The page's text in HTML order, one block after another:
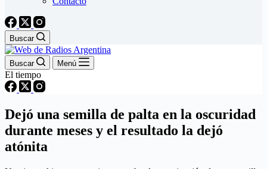
Buscar
Buscar Menú
El tiempo
Dejó una semilla de palta en la oscuridad
durante meses y el resultado la dejó
atónita